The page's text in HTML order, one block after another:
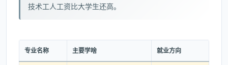
技术工人工资比大学生还高。
专业名称 主要学啥 就业方向